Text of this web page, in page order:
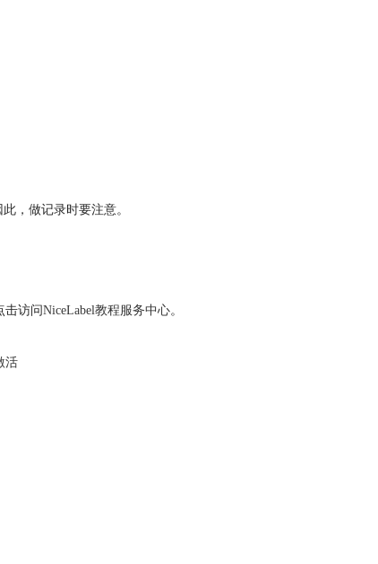
，做记录时要注意。
击访问NiceLabel教程服务中心。
活